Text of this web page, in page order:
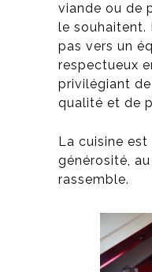
viande ou de
le souhaitent.
pas vers un
respectueux
privilégiant
qualité et de
La cuisine
générosité,
rassemble.